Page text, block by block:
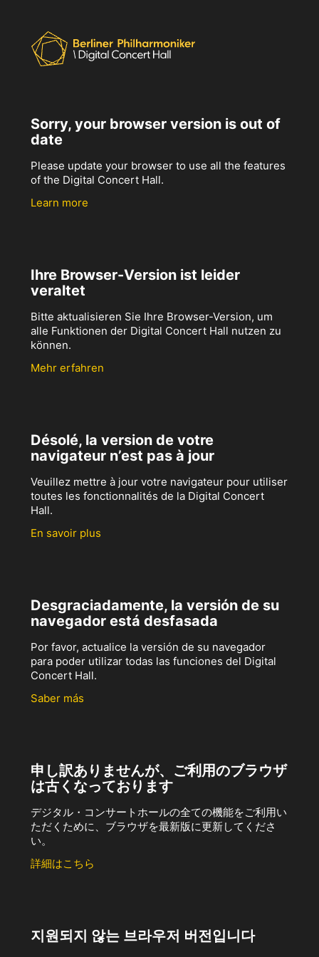
Sorry, your browser version is out of
date
Please update your browser to use all the features
of the Digital Concert Hall.
Learn more
Ihre Browser-Version ist leider
veraltet
Bitte aktualisieren Sie Ihre Browser-Version, um
alle Funktionen der Digital Concert Hall nutzen zu
können.
Mehr erfahren
Désolé, la version de votre
navigateur n’est pas à jour
Veuillez mettre à jour votre navigateur pour utiliser
toutes les fonctionnalités de la Digital Concert
Hall.
En savoir plus
Desgraciadamente, la versión de su
navegador está desfasada
Por favor, actualice la versión de su navegador
para poder utilizar todas las funciones del Digital
Concert Hall.
Saber más
申し訳ありませんが、ご利用のブラウザ
は古くなっております
デジタル・コンサートホールの全ての機能をご利用い
ただくために、ブラウザを最新版に更新してくださ
い。
詳細はこちら
지원되지 않는 브라우저 버전입니다